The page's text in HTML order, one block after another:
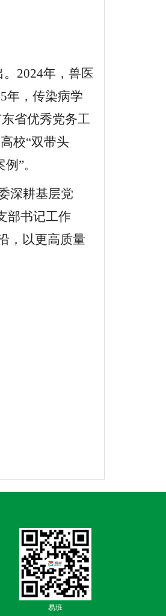
2024年，兽医
年，传染病学
省优秀党务工
校“双带头
”。
深耕基层党
部书记工作
，以更高质量
易班